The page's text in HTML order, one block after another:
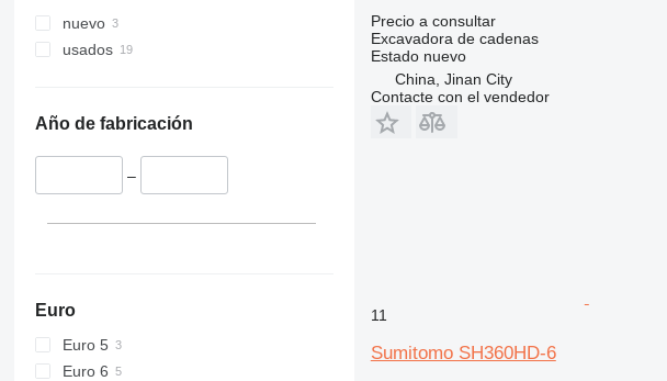
390
395
422
424
444
C-series
8056
8060
8085
JS
nuevo
usados
Año de fabricación
–
Euro
Euro 5
Euro 6
Precio a consultar
Excavadora de cadenas
Estadonuevo
China, Jinan City
Contacte con el vendedor
11
Sumitomo SH360HD-6